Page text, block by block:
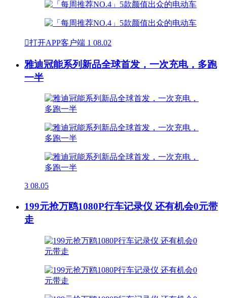
打开APP客户端 1 08.02
雅迪冠能系列新品全球首发，一次充电，多跑
一半
3 08.05
199元抢万鸥1080P行车记录仪 还有机会0元带
走